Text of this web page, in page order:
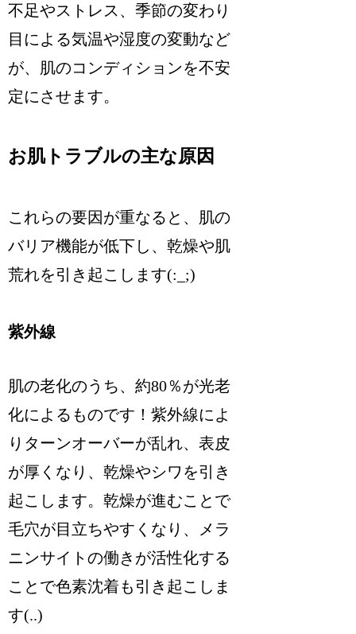
不足やストレス、季節の変わり
目による気温や湿度の変動など
が、肌のコンディションを不安
定にさせます。
お肌トラブルの主な原因
これらの要因が重なると、肌の
バリア機能が低下し、乾燥や肌
荒れを引き起こします(:_;)
紫外線
肌の老化のうち、約80％が光老
化によるものです！紫外線によ
りターンオーバーが乱れ、表皮
が厚くなり、乾燥やシワを引き
起こします。乾燥が進むことで
毛穴が目立ちやすくなり、メラ
ニンサイトの働きが活性化する
ことで色素沈着も引き起こしま
す(..)